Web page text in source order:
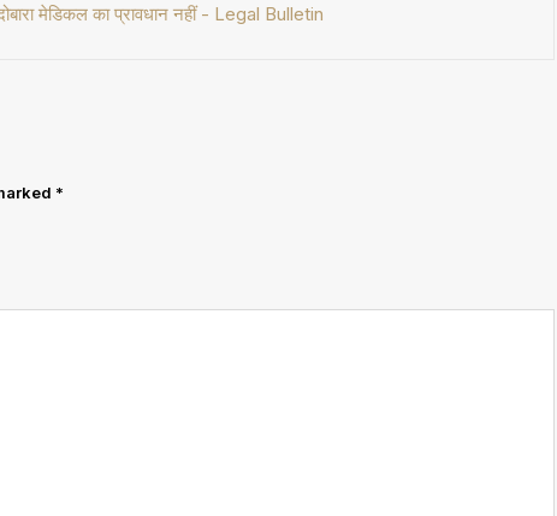
मेडिकल का प्रावधान नहीं - Legal Bulletin
*